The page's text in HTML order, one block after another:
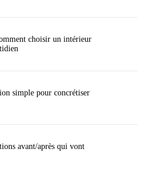
choisir un intérieur
simple pour concrétiser
avant/après qui vont